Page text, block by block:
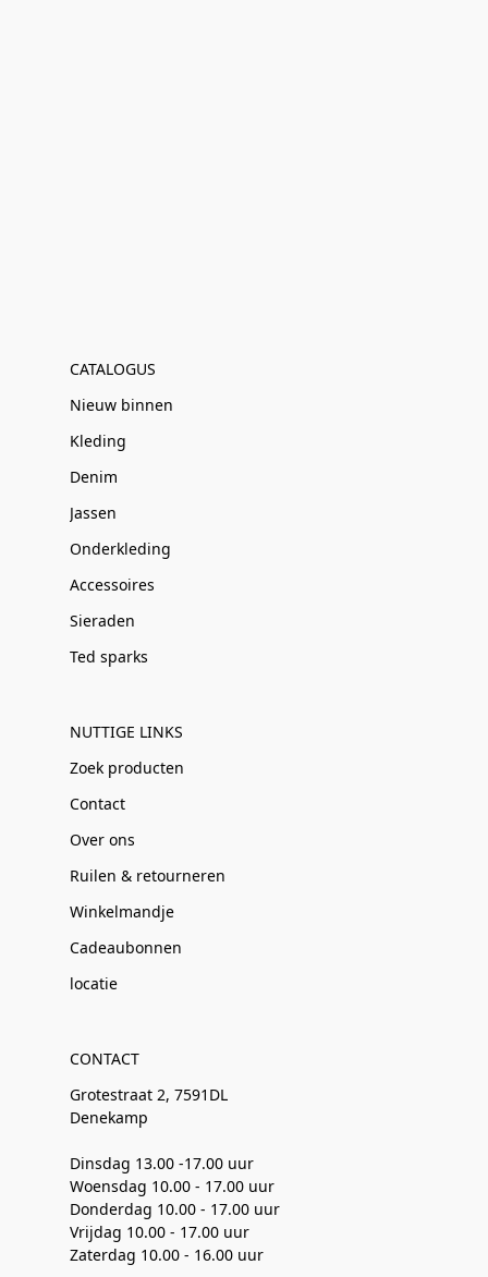
CATALOGUS
Nieuw binnen
Kleding
Denim
Jassen
Onderkleding
Accessoires
Sieraden
Ted sparks
NUTTIGE LINKS
Zoek producten
Contact
Over ons
Ruilen & retourneren
Winkelmandje
Cadeaubonnen
locatie
CONTACT
Grotestraat 2, 7591DL
Denekamp
Dinsdag 13.00 -17.00 uur
Woensdag 10.00 - 17.00 uur
Donderdag 10.00 - 17.00 uur
Vrijdag 10.00 - 17.00 uur
Zaterdag 10.00 - 16.00 uur